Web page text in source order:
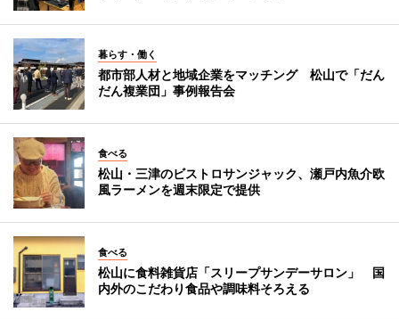
暮らす・働く
都市部人材と地域企業をマッチング 松山で「だん
だん複業団」事例報告会
食べる
松山・三津のビストロサンジャック、瀬戸内魚介欧
風ラーメンを週末限定で提供
食べる
松山に食料雑貨店「スリープサンデーサロン」 国
内外のこだわり食品や調味料そろえる